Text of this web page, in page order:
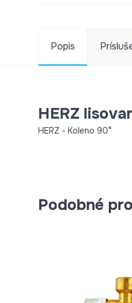
Popis
HERZ
HERZ - Koleno 90°
Podobné